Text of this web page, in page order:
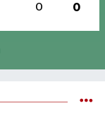
0 0